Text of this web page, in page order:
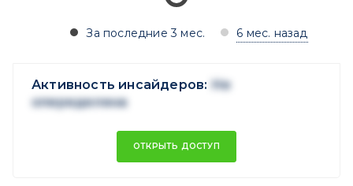
За последние 3 мес. 6 мес. назад
Активность инсайдеров: Не
опеределена
ОТКРЫТЬ ДОСТУП